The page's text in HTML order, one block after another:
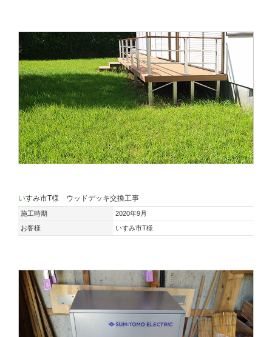
いすみ市T様 ウッドデッキ交換工事
施工時期
2020年9月
お客様
いすみ市T様